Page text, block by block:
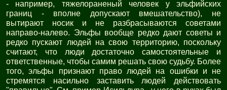
- например, тяжелораненый человек у эльфийских
границ - вполне допускают вмешательство), не
вытирают носик и не разбрасываются советами
направо-налево. Эльфы вообще редко дают советы и
редко пускают людей на свою территорию, поскольку
считают, что люди достаточно самостоятельные и
ответственные, чтобы самим решать свою судьбу. Более
того, эльфы признают право людей на ошибки и не
стремятся насильно заставить людей действовать